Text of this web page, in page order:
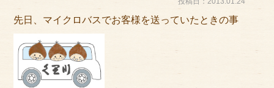
その他サービス
アクセス
サイズのはかり方
先日、マイクロバスでお客様を送っていたときの事